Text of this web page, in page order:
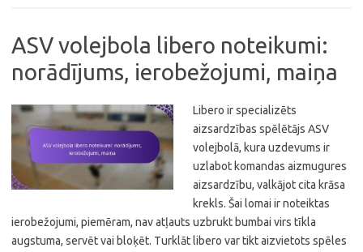
ASV volejbola libero noteikumi:
norādījums, ierobežojumi, maiņa
Libero ir specializēts
aizsardzības spēlētājs ASV
volejbolā, kura uzdevums ir
uzlabot komandas aizmugures
aizsardzību, valkājot cita krāsa
krekls. Šai lomai ir noteiktas
ierobežojumi, piemēram, nav atļauts uzbrukt bumbai virs tīkla
augstuma, servēt vai bloķēt. Turklāt libero var tikt aizvietots spēles